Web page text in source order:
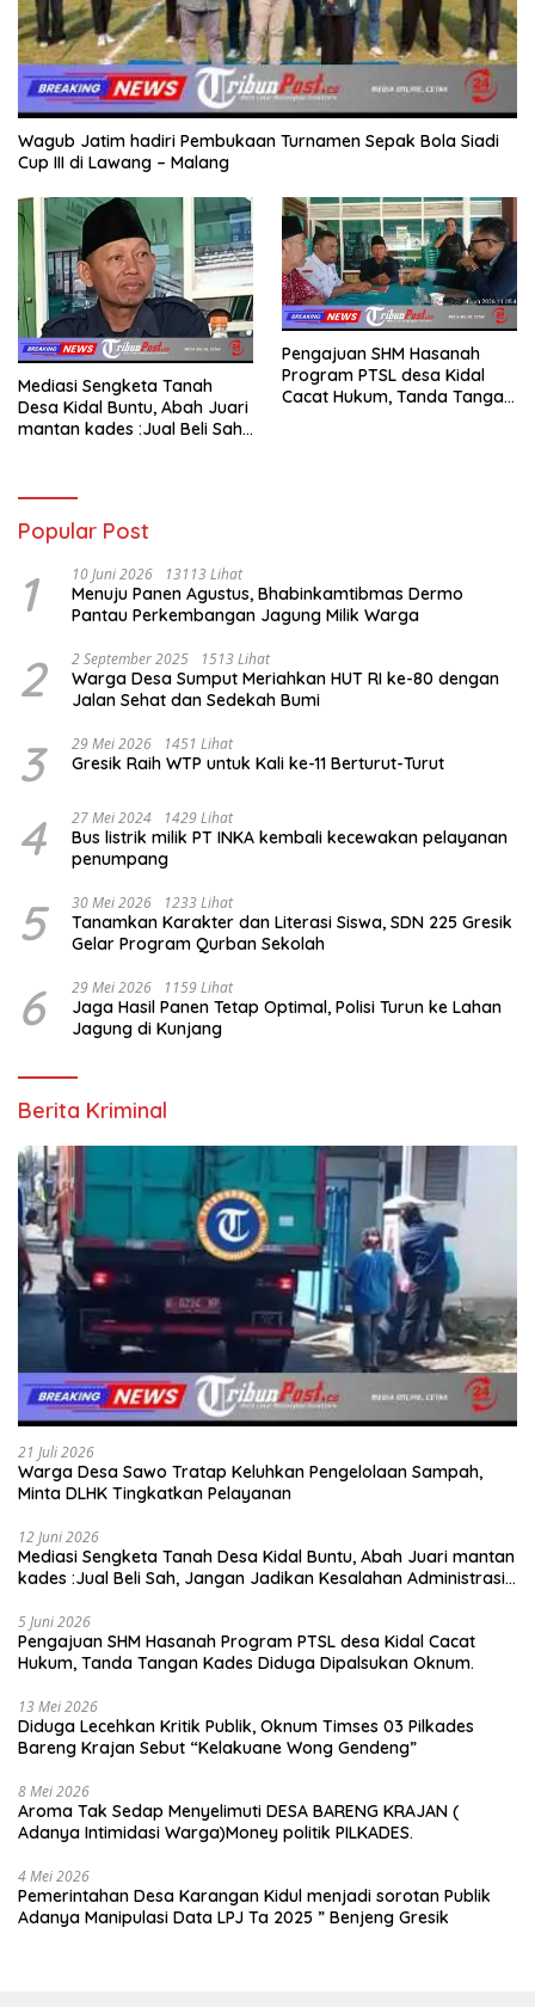
Wagub Jatim hadiri Pembukaan Turnamen Sepak Bola Siadi
Cup III di Lawang – Malang
Mediasi Sengketa Tanah
Desa Kidal Buntu, Abah Juari
mantan kades :Jual Beli Sah,
Membatalkan Hak Warga.
Pengajuan SHM Hasanah
Program PTSL desa Kidal
Cacat Hukum, Tanda Tangan
Popular Post
1 10 Juni 2026 13113 Lihat
Menuju Panen Agustus, Bhabinkamtibmas Dermo
Pantau Perkembangan Jagung Milik Warga
2 2 September 2025 1513 Lihat
Warga Desa Sumput Meriahkan HUT RI ke-80 dengan
Jalan Sehat dan Sedekah Bumi ‎
3 29 Mei 2026 1451 Lihat
Gresik Raih WTP untuk Kali ke-11 Berturut-Turut
4 27 Mei 2024 1429 Lihat
Bus listrik milik PT INKA kembali kecewakan pelayanan
penumpang
5 30 Mei 2026 1233 Lihat
Tanamkan Karakter dan Literasi Siswa, SDN 225 Gresik
Gelar Program Qurban Sekolah
6 29 Mei 2026 1159 Lihat
Jaga Hasil Panen Tetap Optimal, Polisi Turun ke Lahan
Jagung di Kunjang
Berita Kriminal
21 Juli 2026
Warga Desa Sawo Tratap Keluhkan Pengelolaan Sampah,
Minta DLHK Tingkatkan Pelayanan
12 Juni 2026
Mediasi Sengketa Tanah Desa Kidal Buntu, Abah Juari mantan
kades :Jual Beli Sah, Jangan Jadikan Kesalahan Administrasi
5 Juni 2026
Pengajuan SHM Hasanah Program PTSL desa Kidal Cacat
Hukum, Tanda Tangan Kades Diduga Dipalsukan Oknum.
13 Mei 2026
Diduga Lecehkan Kritik Publik, Oknum Timses 03 Pilkades
Bareng Krajan Sebut “Kelakuane Wong Gendeng”
8 Mei 2026
Aroma Tak Sedap Menyelimuti DESA BARENG KRAJAN (
Adanya Intimidasi Warga)Money politik PILKADES.
4 Mei 2026
Pemerintahan Desa Karangan Kidul menjadi sorotan Publik
Adanya Manipulasi Data LPJ Ta 2025 ” Benjeng Gresik